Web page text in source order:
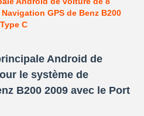
GPS de Benz B200
C
Android de
le système de
B200 2009 avec le Port